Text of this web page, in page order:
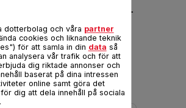
COMFORT
GARANTI
dotterbolag och våra partner
cookies och liknande teknik
för att samla in din data så
analysera vår trafik och för att
dig riktade annonser och
baserat på dina intressen
online samt göra det
dig att dela innehåll på sociala